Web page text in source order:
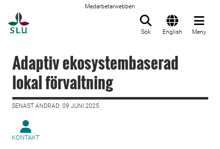
Medarbetarwebben
Sök English Meny
Adaptiv ekosystembaserad
lokal förvaltning
SENAST ÄNDRAD: 09 JUNI 2025
KONTAKT